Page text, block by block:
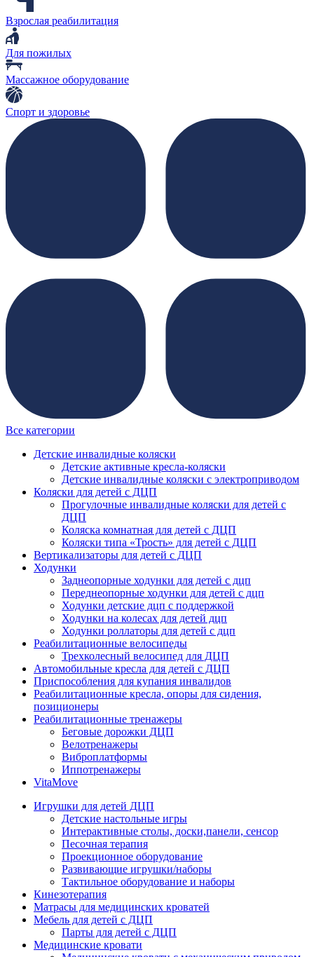
Взрослая реабилитация
Для пожилых
Массажное оборудование
Спорт и здоровье
Все категории
Детские инвалидные коляски
Детские активные кресла-коляски
Детские инвалидные коляски с электроприводом
Коляски для детей с ДЦП
Прогулочные инвалидные коляски для детей с
ДЦП
Коляска комнатная для детей с ДЦП
Коляски типа «Трость» для детей с ДЦП
Вертикализаторы для детей с ДЦП
Ходунки
Заднеопорные ходунки для детей с дцп
Переднеопорные ходунки для детей с дцп
Ходунки детские дцп с поддержкой
Ходунки на колесах для детей дцп
Ходунки роллаторы для детей с дцп
Реабилитационные велосипеды
Трехколесный велосипед для ДЦП
Автомобильные кресла для детей с ДЦП
Приспособления для купания инвалидов
Реабилитационные кресла, опоры для сидения,
позиционеры
Реабилитационные тренажеры
Беговые дорожки ДЦП
Велотренажеры
Виброплатформы
Иппотренажеры
VitaMove
Игрушки для детей ДЦП
Детские настольные игры
Интерактивные столы, доски,панели, сенсор
Песочная терапия
Проекционное оборудование
Развивающие игрушки/наборы
Тактильное оборудование и наборы
Кинезотерапия
Матрасы для медицинских кроватей
Мебель для детей с ДЦП
Парты для детей с ДЦП
Медицинские кровати